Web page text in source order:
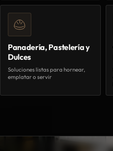
Panadería, Pastelería y
Dulces
Soluciones listas para hornear,
emplatar o servir